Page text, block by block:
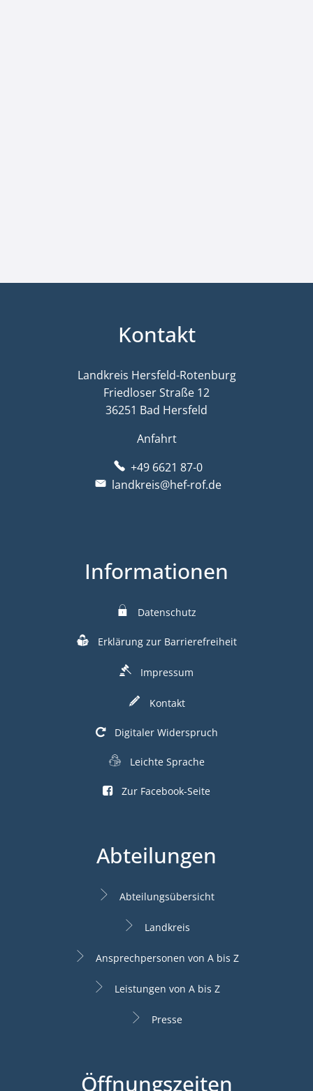
Kontakt
Landkreis Hersfeld-Rotenburg
Friedloser Straße 12
36251 Bad Hersfeld
Anfahrt
+49 6621 87-0
landkreis@hef-rof.de
Informationen
Datenschutz
Erklärung zur Barrierefreiheit
Impressum
Kontakt
Digitaler Widerspruch
Leichte Sprache
Zur Facebook-Seite
Abteilungen
Abteilungsübersicht
Landkreis
Ansprechpersonen von A bis Z
Leistungen von A bis Z
Presse
Öffnungszeiten